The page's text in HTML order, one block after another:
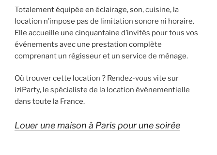
Totalement équipée en éclairage, son, cuisine, la
location n’impose pas de limitation sonore ni horaire.
Elle accueille une cinquantaine d’invités pour tous vos
événements avec une prestation complète
comprenant un régisseur et un service de ménage.
Où trouver cette location ? Rendez-vous vite sur
iziParty, le spécialiste de la location événementielle
dans toute la France.
Louer une maison à Paris pour une soirée